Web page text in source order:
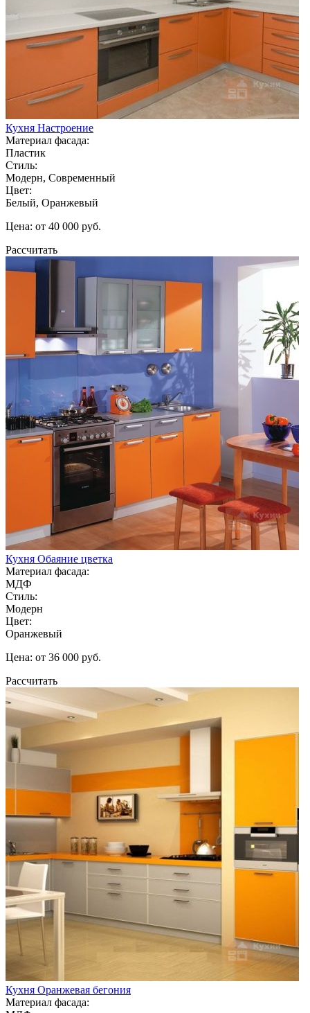
Кухня Настроение
Материал фасада:
Пластик
Стиль:
Модерн, Современный
Цвет:
Белый, Оранжевый
Цена: от 40 000 руб.
Рассчитать
Кухня Обаяние цветка
Материал фасада:
МДФ
Стиль:
Модерн
Цвет:
Оранжевый
Цена: от 36 000 руб.
Рассчитать
Кухня Оранжевая бегония
Материал фасада: